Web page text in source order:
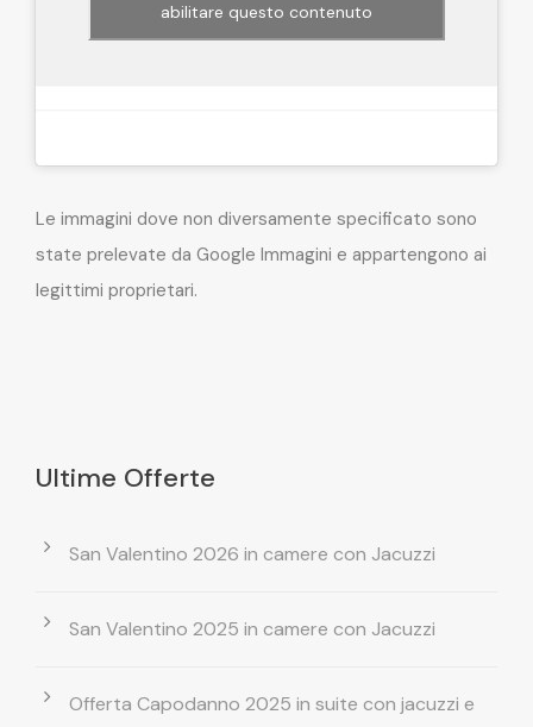
abilitare questo contenuto
Le immagini dove non diversamente specificato sono
state prelevate da Google Immagini e appartengono ai
legittimi proprietari.
Ultime Offerte
San Valentino 2026 in camere con Jacuzzi
San Valentino 2025 in camere con Jacuzzi
Offerta Capodanno 2025 in suite con jacuzzi e